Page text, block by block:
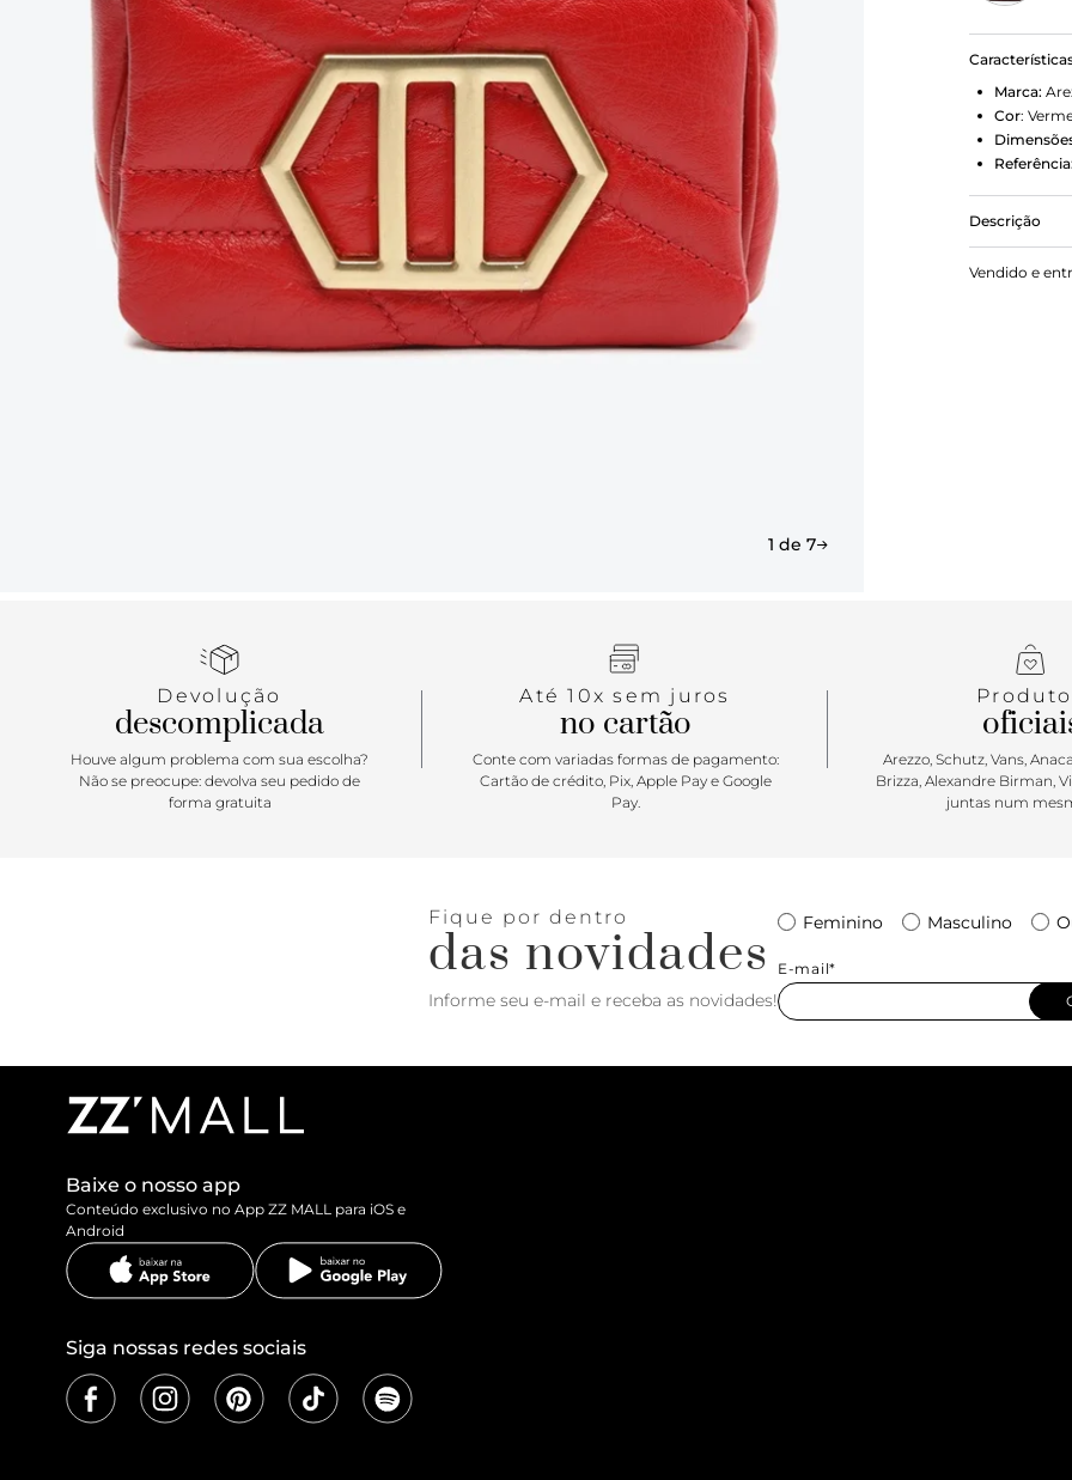
1 de 7
Marca:
Cor:
Referência:
Descrição
Bolsa mini
compacto,
Vendido e
Devolução
descomplicada
Houve algum problema com sua escolha?
Não se preocupe: devolva seu pedido de
forma gratuita
Até 10x sem juros
no cartão
Conte com variadas formas de pagamento:
Cartão de crédito, Pix, Apple Pay e Google
Pay.
Arezzo, Schutz, Vans,
Brizza, Alexandre Birman,
juntas num
Fique por dentro
das novidades
Informe seu e-mail e receba as novidades!
Feminino Masculino
E-mail*
Baixe o nosso app
Conteúdo exclusivo no App ZZ MALL para iOS e
Android
Siga nossas redes sociais